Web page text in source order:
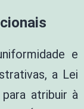
e
a Lei
atribuir à